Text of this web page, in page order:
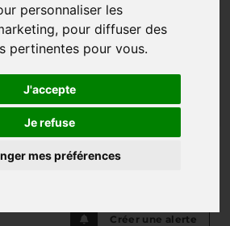
personnaliser les
, pour diffuser des
pertinentes pour vous.
J'accepte
Je refuse
mes préférences
DE
Créer une alerte